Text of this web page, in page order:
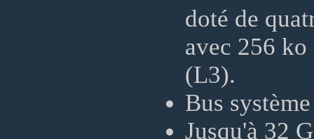
doté de
avec 256
(L3).
Bus
Jusqu'à 32